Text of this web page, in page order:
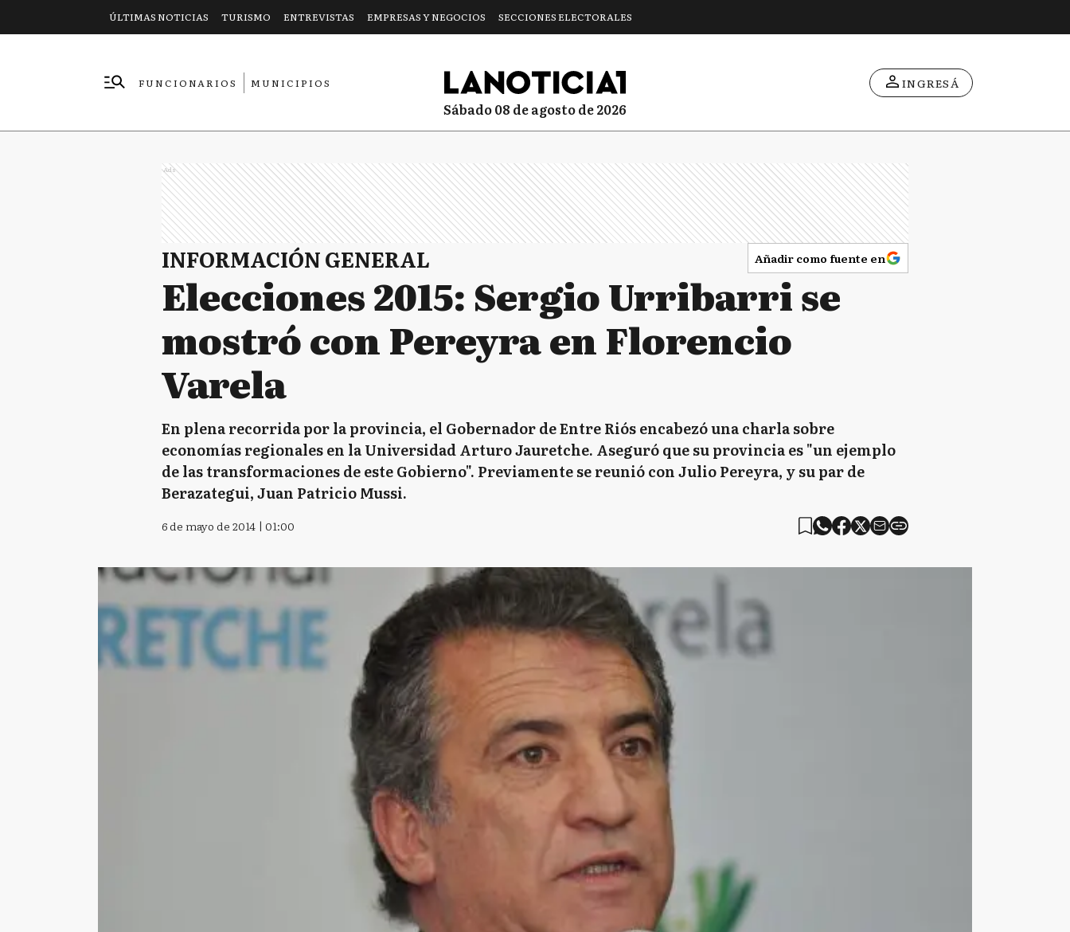
ÚLTIMAS NOTICIAS TURISMO ENTREVISTAS EMPRESAS Y NEGOCIOS SECCIONES ELECTORALES
FUNCIONARIOS
MUNICIPIOS
sábado 08 de agosto de 2026
INGRESÁ
Ads
INFORMACIÓN GENERAL Añadir como fuente en
Elecciones 2015: Sergio Urribarri se
mostró con Pereyra en Florencio
Varela
En plena recorrida por la provincia, el Gobernador de Entre Riós encabezó una charla sobre
economías regionales en la Universidad Arturo Jauretche. Aseguró que su provincia es "un ejemplo
de las transformaciones de este Gobierno". Previamente se reunió con Julio Pereyra, y su par de
Berazategui, Juan Patricio Mussi.
6 de mayo de 2014 | 01:00